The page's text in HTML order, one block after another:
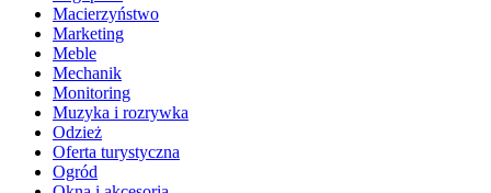
Macierzyństwo
Marketing
Meble
Mechanik
Monitoring
Muzyka i rozrywka
Odzież
Oferta turystyczna
Ogród